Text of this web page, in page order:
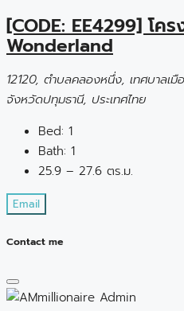
[CODE: EE4299] โค
Wonderland
12120, ตำบลคลองหนึ่ง, เทศบาลเ
จังหวัดปทุมธานี, ประเทศไทย
Bed: 1
Bath: 1
25.9 – 27.6 ตร.ม.
Email
Contact me